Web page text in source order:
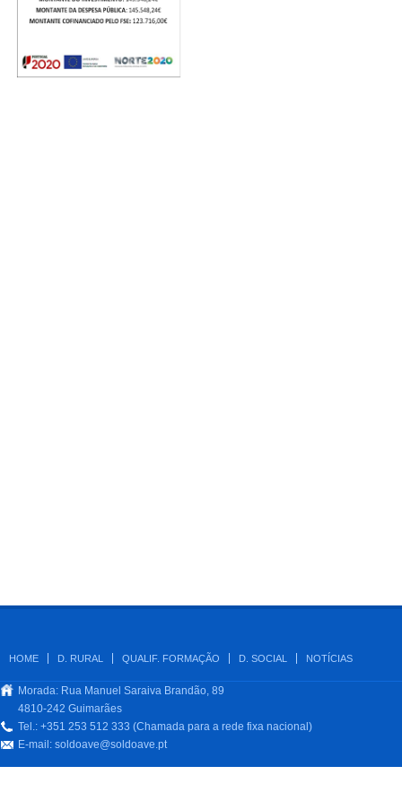
HOME D. RURAL QUALIF. FORMAÇÃO D. SOCIAL NOTÍCIAS
Morada: Rua Manuel Saraiva Brandão, 89
4810-242 Guimarães
Tel.: +351 253 512 333 (Chamada para a rede fixa nacional)
E-mail: soldoave@soldoave.pt